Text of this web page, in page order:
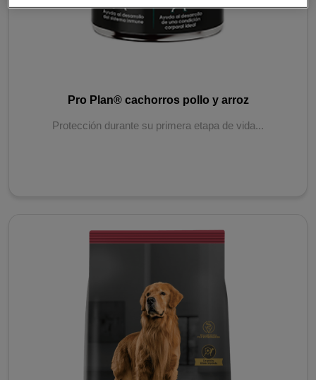
Pro Plan® cachorros pollo y arroz
Protección durante su primera etapa de vida...